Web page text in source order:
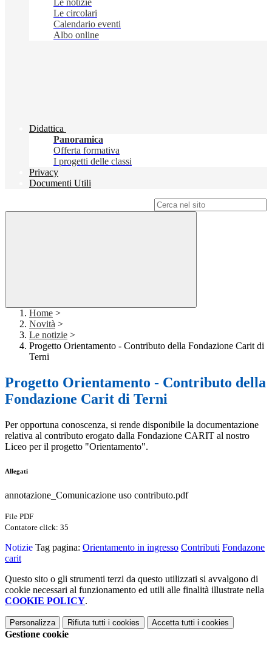
Le notizie
Le circolari
Calendario eventi
Albo online
Didattica
Panoramica
Offerta formativa
I progetti delle classi
Privacy
Documenti Utili
Home >
Novità >
Le notizie >
Progetto Orientamento - Contributo della Fondazione Carit di
Terni
Progetto Orientamento - Contributo della
Fondazione Carit di Terni
Per opportuna conoscenza, si rende disponibile la documentazione
relativa al contributo erogato dalla Fondazione CARIT al nostro
Liceo per il progetto "Orientamento".
Allegati
annotazione_Comunicazione uso contributo.pdf
File PDF
Contatore click: 35
Notizie Tag pagina: Orientamento in ingresso Contributi Fondazone
carit
Questo sito o gli strumenti terzi da questo utilizzati si avvalgono di
cookie necessari al funzionamento ed utili alle finalità illustrate nella
COOKIE POLICY.
Personalizza Rifiuta tutti i cookies Accetta tutti i cookies
Gestione cookie